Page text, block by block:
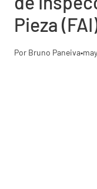
Pieza
Por Bruno Paneiva•